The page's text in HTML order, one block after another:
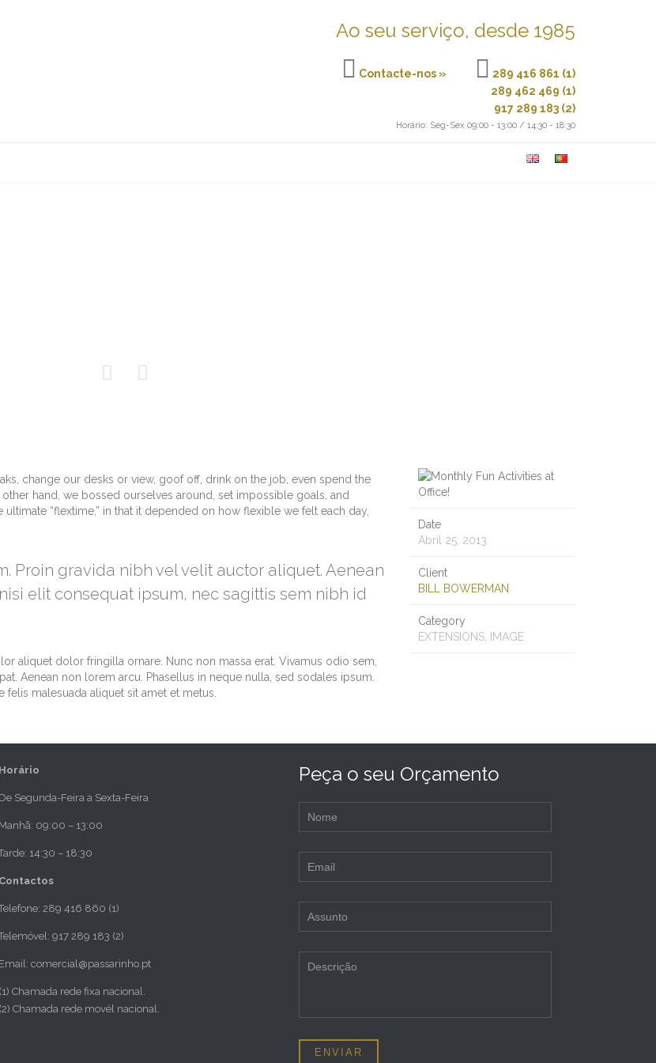
Ao seu serviço, desde 1985
 Contacte-nos »  289 416 861 (1)
289 462 469 (1)
917 289 183 (2)
Horário: Seg-Sex 09:00 - 13:00 / 14:30 - 18:30
 
change our desks or view, goof off, drink on the job, even spend the
hand, we bossed ourselves around, set impossible goals, and
“flextime,” in that it depended on how flexible we felt each day,
Proin gravida nibh vel velit auctor aliquet. Aenean
elit consequat ipsum, nec sagittis sem nibh id
aliquet dolor fringilla ornare. Nunc non massa erat. Vivamus odio sem,
Aenean non lorem arcu. Phasellus in neque nulla, sed sodales ipsum.
felis malesuada aliquet sit amet et metus.
Date
Abril 25, 2013
Client
BILL BOWERMAN
Category
EXTENSIONS, IMAGE
Horário
De Segunda-Feira a Sexta-Feira
Manhã: 09:00 – 13:00
14:30 – 18:30
Contactos
289 416 860 (1)
917 289 183 (2)
Email: comercial@passarinho.pt
(1) Chamada rede fixa nacional.
(2) Chamada rede movél nacional.
Peça o seu Orçamento